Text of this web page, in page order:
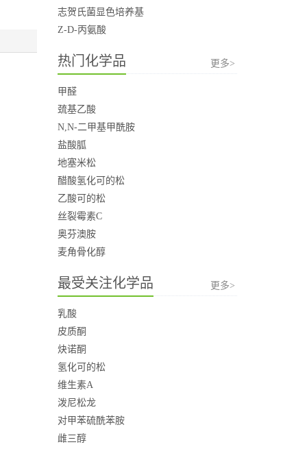
志贺氏菌显色培养基
Z-D-丙氨酸
热门化学品 更多>
甲醛
巯基乙酸
N,N-二甲基甲酰胺
盐酸胍
地塞米松
醋酸氢化可的松
乙酸可的松
丝裂霉素C
奥芬澳胺
麦角骨化醇
最受关注化学品 更多>
乳酸
皮质酮
炔诺酮
氢化可的松
维生素A
泼尼松龙
对甲苯硫酰苯胺
雌三醇